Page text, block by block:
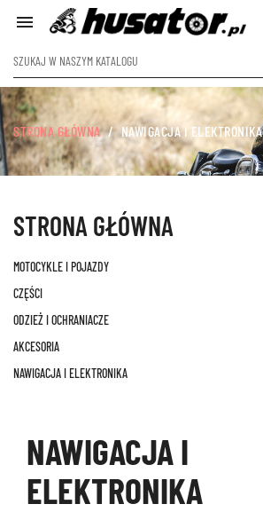

STRONA GŁÓWNA NAWIGACJA I ELEKTRONIKA
STRONA GŁÓWNA
MOTOCYKLE I POJAZDY
CZĘŚCI
ODZIEŻ I OCHRANIACZE
AKCESORIA
NAWIGACJA I ELEKTRONIKA
NAWIGACJA I
ELEKTRONIKA